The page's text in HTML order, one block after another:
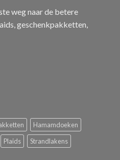
weg naar de betere
geschenkpakketten,
Hamamdoeken
Plaids Strandlakens